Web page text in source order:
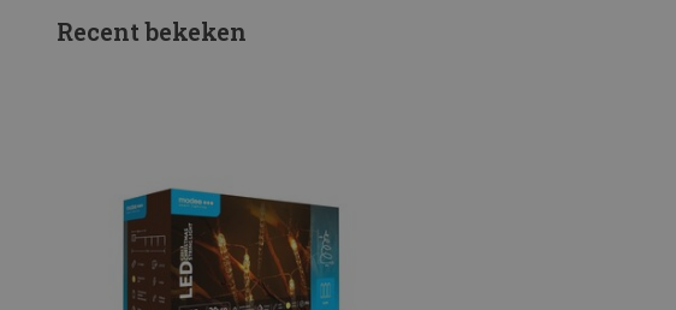
Recent bekeken